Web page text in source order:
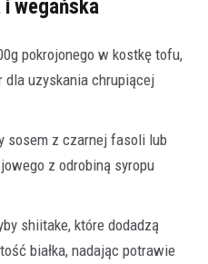
wegańska
pokrojonego w kostkę tofu,
dla uzyskania chrupiącej
sosem z czarnej fasoli lub
z odrobiną syropu
shiitake, które dodadzą
białka, nadając potrawie